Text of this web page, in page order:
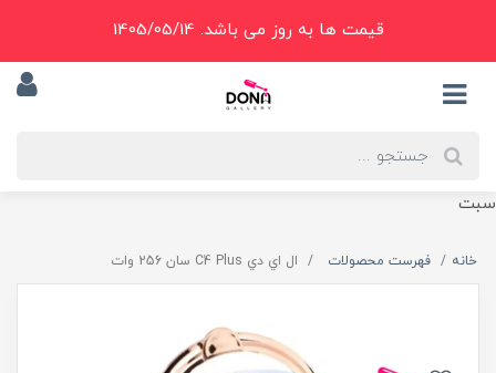
سبت
قیمت ها به روز می باشد. 1405/05/14
خانه فهرست محصولات ال اي دي C4 Plus سان 256 وات